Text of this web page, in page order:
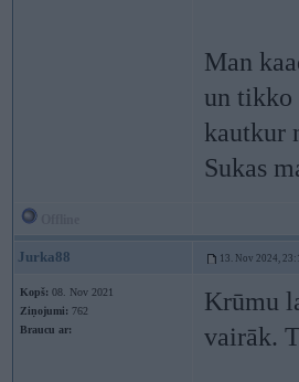
Man
un tikko
kautkur
Sukas
Jurka88 13. Nov 2024,
Kopš: 08. Nov 2021
Ziņojumi: 762
Braucu ar:
Krūmu
vairāk.